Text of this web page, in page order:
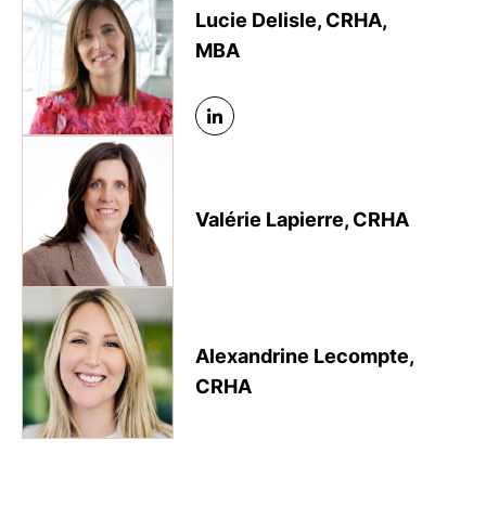
Lucie Delisle, CRHA,
MBA
Valérie Lapierre, CRHA
Alexandrine Lecompte,
CRHA